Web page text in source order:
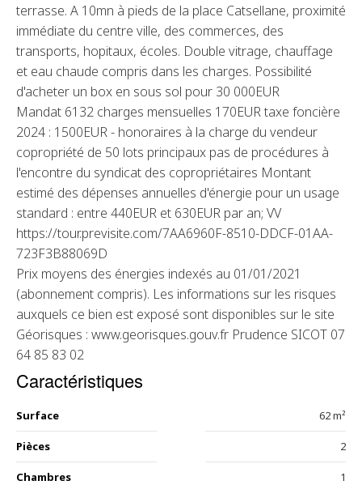
terrasse. A 10mn à pieds de la place Catsellane, proximité
immédiate du centre ville, des commerces, des
transports, hopitaux, écoles. Double vitrage, chauffage
et eau chaude compris dans les charges. Possibilité
d'acheter un box en sous sol pour 30 000EUR
Mandat 6132 charges mensuelles 170EUR taxe foncière
2024 : 1500EUR - honoraires à la charge du vendeur
copropriété de 50 lots principaux pas de procédures à
l'encontre du syndicat des copropriétaires Montant
estimé des dépenses annuelles d'énergie pour un usage
standard : entre 440EUR et 630EUR par an; VV
https://tour.previsite.com/7AA6960F-8510-DDCF-01AA-
723F3B88069D
Prix moyens des énergies indexés au 01/01/2021
(abonnement compris). Les informations sur les risques
auxquels ce bien est exposé sont disponibles sur le site
Géorisques : www.georisques.gouv.fr Prudence SICOT 07
64 85 83 02
Caractéristiques
Surface 62 m²
Pièces 2
Chambres 1